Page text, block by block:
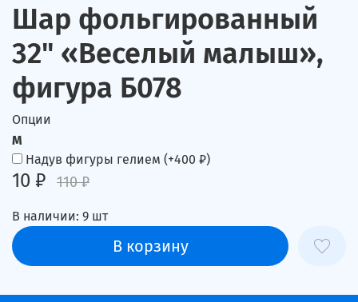
Шар фольгированный
32" «Веселый малыш»,
фигура Б078
Опции
M
Надув фигуры гелием (+400 ₽)
10 ₽ 110 ₽
В наличии: 9 шт
В корзину